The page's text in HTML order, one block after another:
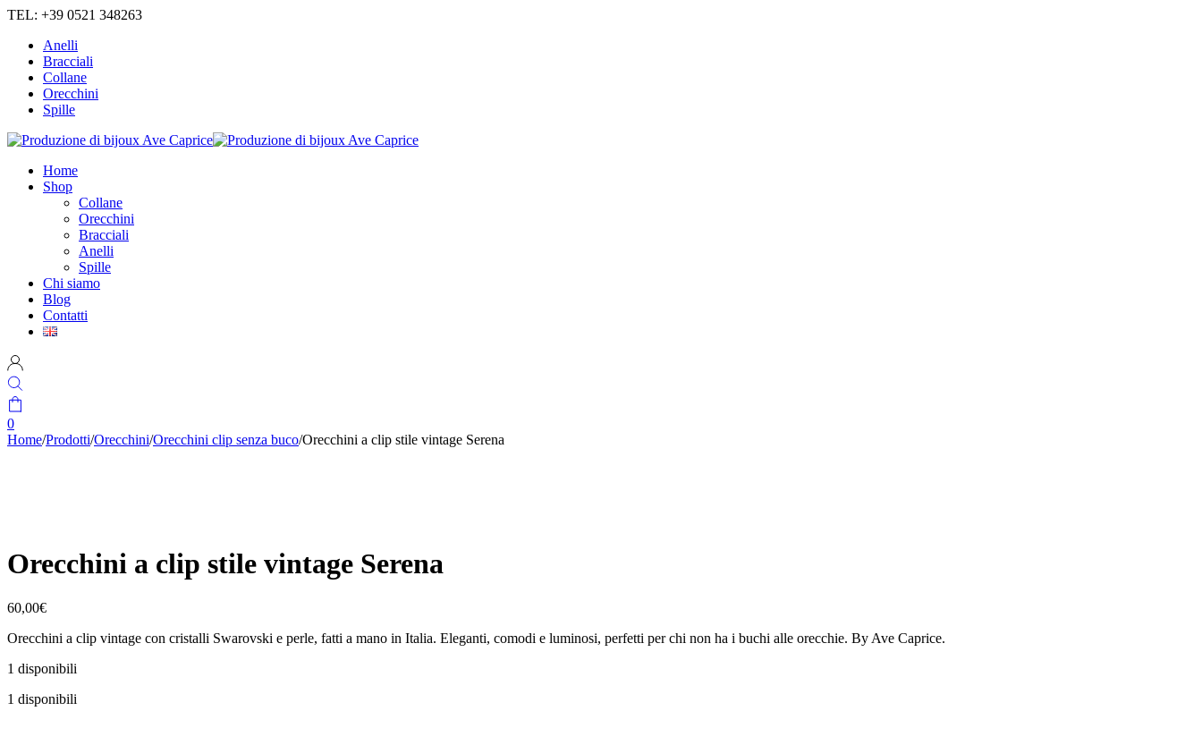
TEL: +39 0521 348263
Anelli
Bracciali
Collane
Orecchini
Spille
Home
Shop
Collane
Orecchini
Bracciali
Anelli
Spille
Chi siamo
Blog
Contatti
0
Home/Prodotti/Orecchini/Orecchini clip senza buco/Orecchini a clip stile vintage Serena
Orecchini a clip stile vintage Serena
60,00€
Orecchini a clip vintage con cristalli Swarovski e perle, fatti a mano in Italia. Eleganti, comodi e luminosi, perfetti per chi non ha i buchi alle orecchie. By Ave Caprice.
1 disponibili
1 disponibili